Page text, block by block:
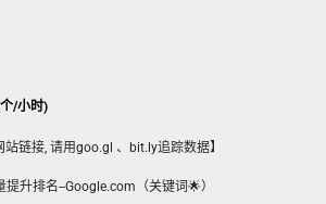
度 (个/小时)
站链接, 请用goo.gl 、bit.ly追踪数据】
提升排名--Google.com（关键词🌟）